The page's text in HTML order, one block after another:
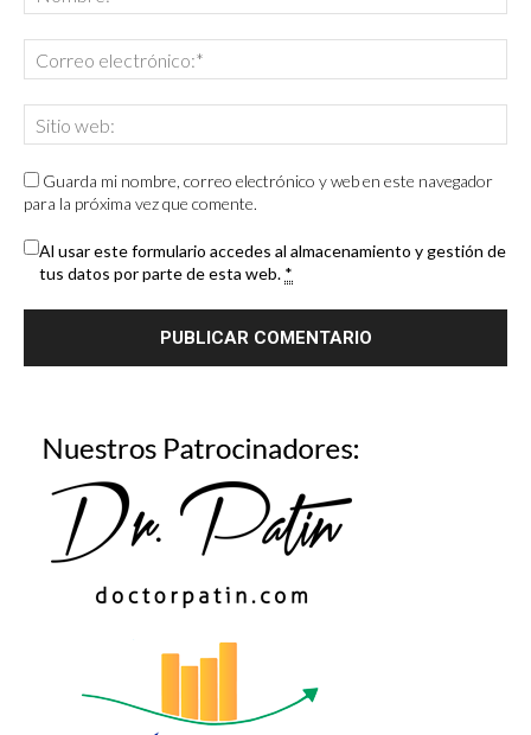
Guarda mi nombre, correo electrónico y web en este navegador
para la próxima vez que comente.
Al usar este formulario accedes al almacenamiento y gestión de
tus datos por parte de esta web. *